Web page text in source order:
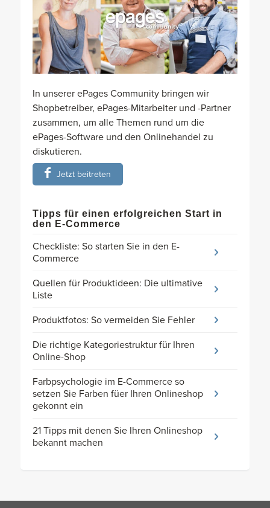
In unserer ePages Community bringen wir
Shopbetreiber, ePages-Mitarbeiter und -Partner
zusammen, um alle Themen rund um die
ePages-Software und den Onlinehandel zu
diskutieren.
Jetzt beitreten
Tipps für einen erfolgreichen Start in
den E-Commerce
Checkliste: So starten Sie in den E-
Commerce
Quellen für Produktideen: Die ultimative
Liste
Produktfotos: So vermeiden Sie Fehler
Die richtige Kategoriestruktur für Ihren
Online-Shop
Farbpsychologie im E-Commerce so
setzen Sie Farben füer Ihren Onlineshop
gekonnt ein
21 Tipps mit denen Sie Ihren Onlineshop
bekannt machen